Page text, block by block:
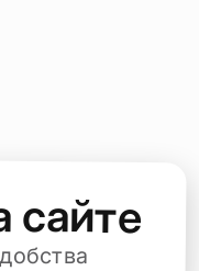
сайте